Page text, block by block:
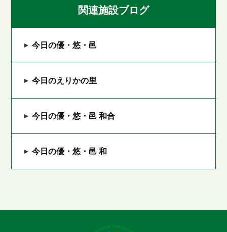
関連施設ブログ
今日の優・悠・邑
今日のえりかの里
今日の優・悠・邑 和合
今日の優・悠・邑 和